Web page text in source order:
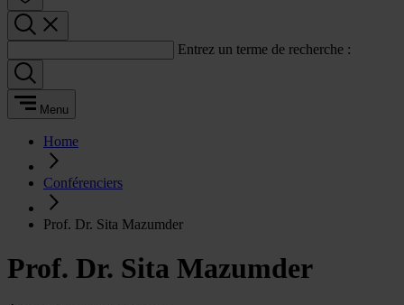
Entrez un terme de recherche :
Menu
Home
Conférenciers
Prof. Dr. Sita Mazumder
Prof. Dr. Sita Mazumder